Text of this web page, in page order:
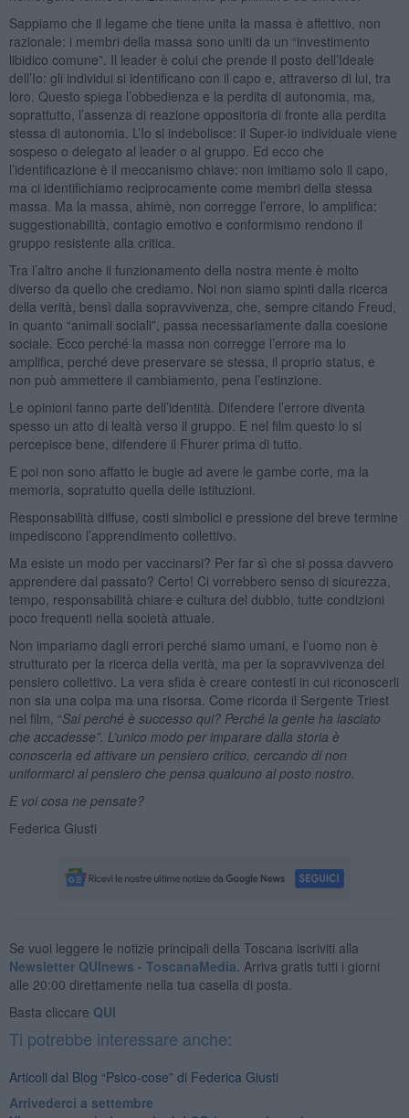
Sappiamo che il legame che tiene unita la massa è affettivo, non
razionale: i membri della massa sono uniti da un “investimento
libidico comune”. Il leader è colui che prende il posto dell’Ideale
dell’Io: gli individui si identificano con il capo e, attraverso di lui, tra
loro. Questo spiega l’obbedienza e la perdita di autonomia, ma,
soprattutto, l’assenza di reazione oppositoria di fronte alla perdita
stessa di autonomia. L’Io si indebolisce: il Super-io individuale viene
sospeso o delegato al leader o al gruppo. Ed ecco che
l’identificazione è il meccanismo chiave: non imitiamo solo il capo,
ma ci identifichiamo reciprocamente come membri della stessa
massa. Ma la massa, ahimè, non corregge l’errore, lo amplifica:
suggestionabilità, contagio emotivo e conformismo rendono il
gruppo resistente alla critica.
Tra l’altro anche il funzionamento della nostra mente è molto
diverso da quello che crediamo. Noi non siamo spinti dalla ricerca
della verità, bensì dalla sopravvivenza, che, sempre citando Freud,
in quanto “animali sociali”, passa necessariamente dalla coesione
sociale. Ecco perché la massa non corregge l’errore ma lo
amplifica, perché deve preservare se stessa, il proprio status, e
non può ammettere il cambiamento, pena l’estinzione.
Le opinioni fanno parte dell’identità. Difendere l’errore diventa
spesso un atto di lealtà verso il gruppo. E nel film questo lo si
percepisce bene, difendere il Fhurer prima di tutto.
E poi non sono affatto le bugie ad avere le gambe corte, ma la
memoria, sopratutto quella delle istituzioni.
Responsabilità diffuse, costi simbolici e pressione del breve termine
impediscono l’apprendimento collettivo.
Ma esiste un modo per vaccinarsi? Per far sì che si possa davvero
apprendere dal passato? Certo! Ci vorrebbero senso di sicurezza,
tempo, responsabilità chiare e cultura del dubbio, tutte condizioni
poco frequenti nella società attuale.
Non impariamo dagli errori perché siamo umani, e l’uomo non è
strutturato per la ricerca della verità, ma per la sopravvivenza del
pensiero collettivo. La vera sfida è creare contesti in cui riconoscerli
non sia una colpa ma una risorsa. Come ricorda il Sergente Triest
nel film, “Sai perché è successo qui? Perché la gente ha lasciato
che accadesse”. L’unico modo per imparare dalla storia è
conoscerla ed attivare un pensiero critico, cercando di non
uniformarci al pensiero che pensa qualcuno al posto nostro.
E voi cosa ne pensate?
Federica Giusti
Se vuoi leggere le notizie principali della Toscana iscriviti alla
Newsletter QUInews - ToscanaMedia. Arriva gratis tutti i giorni
alle 20:00 direttamente nella tua casella di posta.
Basta cliccare QUI
Ti potrebbe interessare anche:
Articoli dal Blog “Psico-cose” di Federica Giusti
​Arrivederci a settembre